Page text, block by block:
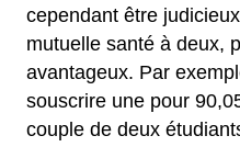
cependant être
mutuelle santé à deux,
avantageux. Par
souscrire une pour
couple de deux